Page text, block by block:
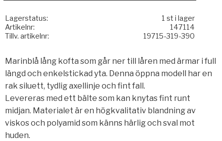
Lagerstatus
1 st i lager
Artikelnr
147114
Tillv. artikelnr
19715-319-390
Marinblå lång kofta som går ner till låren med ärmar i full
längd och enkelstickad yta. Denna öppna modell har en
rak siluett, tydlig axellinje och fint fall.
Levereras med ett bälte som kan knytas fint runt
midjan. Materialet är en högkvalitativ blandning av
viskos och polyamid som känns härlig och sval mot
huden.